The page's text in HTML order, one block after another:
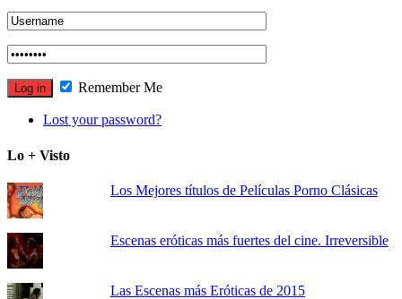
Remember Me
Lost your password?
Lo + Visto
Los Mejores títulos de Películas Porno Clásicas
Escenas eróticas más fuertes del cine. Irreversible
Las Escenas más Eróticas de 2015